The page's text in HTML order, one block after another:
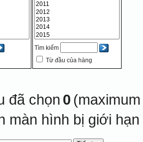
Tìm kiếm
Từ đầu của hàng
đã chọn 0
màn hình bị giới